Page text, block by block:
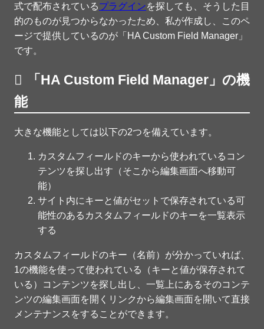
式で配布されているプラグインを探しても、そうした目
的のものが見つからなかったため、私が作成し、このペ
ージで提供しているのが「HA Custom Field Manager」
です。
「HA Custom Field Manager」の機
能
大きな機能としては以下の2つを備えています。
カスタムフィールドのキーから使われているコン
テンツを探し出す（そこから編集画面へ移動可
能）
サイト内にキーと値がセットで保存されている可
能性のあるカスタムフィールドのキーを一覧表示
する
カスタムフィールドのキー（名前）が分かっていれば、
1の機能を使って使われている（キーと値が保存されて
いる）コンテンツを探し出し、一覧上にあるそのコンテ
ンツの編集画面を開くリンクから編集画面を開いて直接
メンテナンスをすることができます。